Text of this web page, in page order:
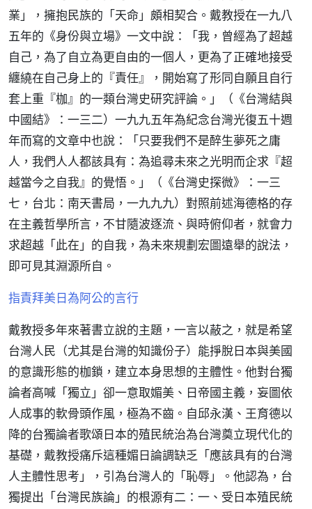
業」，擁抱民族的「天命」頗相契合。戴教授在一九八
五年的《身份與立場》一文中說：「我，曾經為了超越
自己，為了自立為更自由的一個人，更為了正確地接受
纏繞在自己身上的『責任』，開始寫了形同自願且自行
套上重『枷』的一類台灣史研究評論。」（《台灣結與
中國結》：一三二）一九九五年為紀念台灣光復五十週
年而寫的文章中也說：「只要我們不是醉生夢死之庸
人，我們人人都該具有：為追尋未來之光明而企求『超
越當今之自我』的覺悟。」（《台灣史探微》：一三
七，台北：南天書局，一九九九）對照前述海德格的存
在主義哲學所言，不甘隨波逐流、與時俯仰者，就會力
求超越「此在」的自我，為未來規劃宏圖遠舉的說法，
即可見其淵源所自。
指責拜美日為阿公的言行
戴教授多年來著書立說的主題，一言以蔽之，就是希望
台灣人民（尤其是台灣的知識份子）能掙脫日本與美國
的意識形態的枷鎖，建立本身思想的主體性。他對台獨
論者高喊「獨立」卻一意取媚美、日帝國主義，妄圖依
人成事的軟骨頭作風，極為不齒。自邱永漢、王育德以
降的台獨論者歌頌日本的殖民統治為台灣奠立現代化的
基礎，戴教授痛斥這種媚日論調缺乏「應該具有的台灣
人主體性思考」，引為台灣人的「恥辱」。他認為，台
獨提出「台灣民族論」的根源有二：一、受日本殖民統